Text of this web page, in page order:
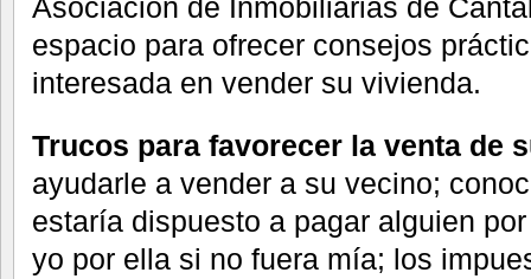
Asociación de Inmobiliarias de
espacio para ofrecer consejos
interesada en vender su vivienda.
Trucos para favorecer la venta de
ayudarle a vender a su vecino;
estaría dispuesto a pagar alguien
yo por ella si no fuera mía; los